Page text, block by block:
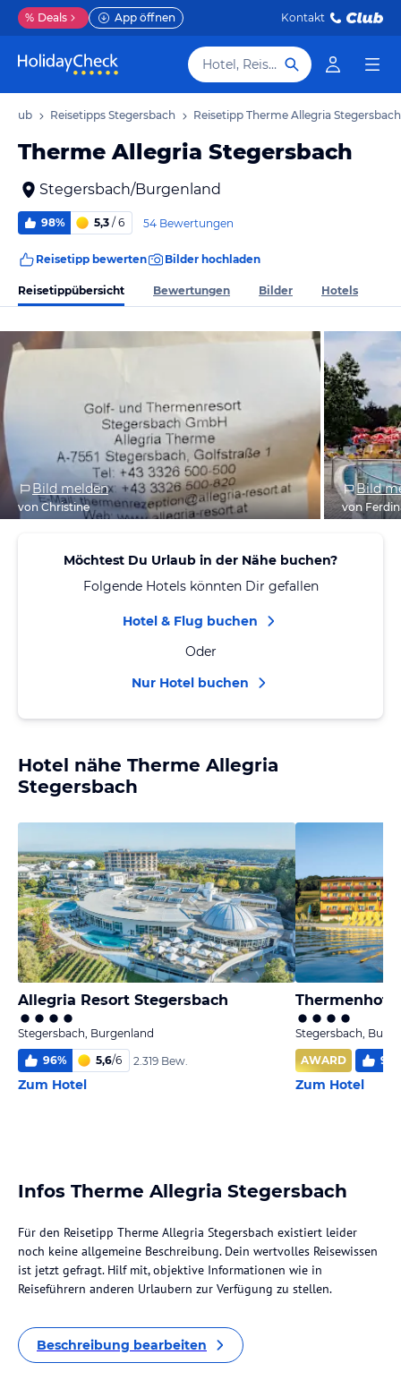
% Deals App öffnen Kontakt
Hotel, Reiseziel
Reisetipps Stegersbach Reisetipp Therme Allegria Stegersbach
Therme Allegria Stegersbach
Stegersbach/Burgenland
98% 5,3 / 6 54 Bewertungen
Reisetipp bewerten Bilder hochladen
Reisetippübersicht Bewertungen Bilder Hotels
Bild melden
von Christine
Bild
von
Möchtest Du Urlaub in der Nähe buchen?
Folgende Hotels könnten Dir gefallen
Hotel & Flug buchen
Oder
Nur Hotel buchen
Hotel nähe Therme Allegria
Stegersbach
Allegria Resort Stegersbach
Stegersbach, Burgenland
96% 5,6/6 2.319 Bew.
Zum Hotel
Stegersbach,
AWARD
99
Zum Hotel
Infos Therme Allegria Stegersbach
Für den Reisetipp Therme Allegria Stegersbach existiert leider
noch keine allgemeine Beschreibung. Dein wertvolles Reisewissen
ist jetzt gefragt. Hilf mit, objektive Informationen wie in
Reiseführern anderen Urlaubern zur Verfügung zu stellen.
Beschreibung bearbeiten